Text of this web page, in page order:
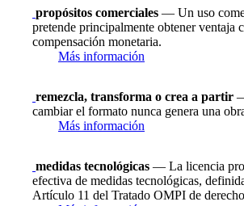
propósitos comerciales — Un uso
pretende principalmente obtener ventaja
compensación monetaria.
Más información
remezcla, transforma o crea a partir
cambiar el formato nunca genera una
Más información
medidas tecnológicas — La licencia
efectiva de medidas tecnológicas,
Artículo 11 del Tratado OMPI de